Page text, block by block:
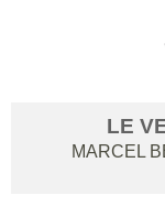
LE
MARCEL